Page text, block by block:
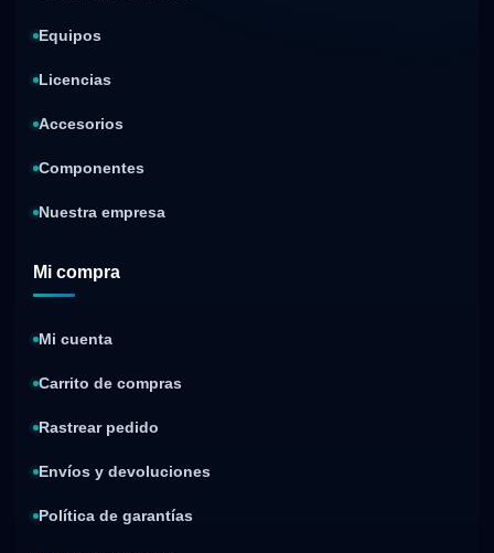
Equipos
Licencias
Accesorios
Componentes
Nuestra empresa
Mi compra
Mi cuenta
Carrito de compras
Rastrear pedido
Envíos y devoluciones
Política de garantías